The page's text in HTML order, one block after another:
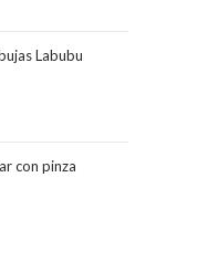
Labubu
con pinza